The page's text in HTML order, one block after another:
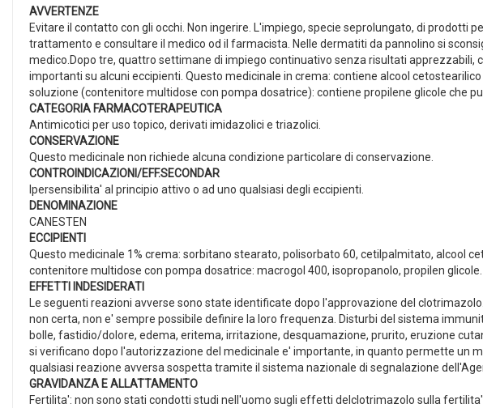
AVVERTENZE
Evitare il contatto con gli occhi. Non ingerire. L'impiego, specie seprolungato, di prodotti
trattamento e consultare il medico od il farmacista. Nelle dermatiti da pannolino si
medico.Dopo tre, quattro settimane di impiego continuativo senza risultati
importanti su alcuni eccipienti. Questo medicinale in crema: contiene alcool
soluzione (contenitore multidose con pompa dosatrice): contiene propilene glicole che
CATEGORIA FARMACOTERAPEUTICA
Antimicotici per uso topico, derivati imidazolici e triazolici.
CONSERVAZIONE
Questo medicinale non richiede alcuna condizione particolare di conservazione.
CONTROINDICAZIONI/EFF.SECONDAR
Ipersensibilita' al principio attivo o ad uno qualsiasi degli eccipienti.
DENOMINAZIONE
CANESTEN
ECCIPIENTI
Questo medicinale 1% crema: sorbitano stearato, polisorbato 60, cetilpalmitato, alcool
contenitore multidose con pompa dosatrice: macrogol 400, isopropanolo, propilen
EFFETTI INDESIDERATI
Le seguenti reazioni avverse sono state identificate dopo l'approvazione del
non certa, non e' sempre possibile definire la loro frequenza. Disturbi del sistema
bolle, fastidio/dolore, edema, eritema, irritazione, desquamazione, prurito, eruzione
si verificano dopo l'autorizzazione del medicinale e' importante, in quanto permette un
qualsiasi reazione avversa sospetta tramite il sistema nazionale di segnalazione
GRAVIDANZA E ALLATTAMENTO
Fertilita': non sono stati condotti studi nell'uomo sugli effetti delclotrimazolo sulla